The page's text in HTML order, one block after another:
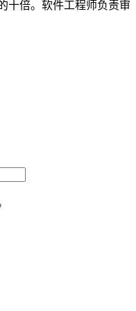
十倍。软件工程师负责审